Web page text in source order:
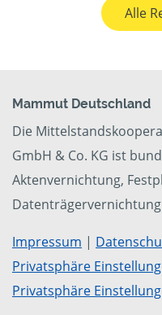
Alle
Mammut Deutschland
Die
GmbH & Co. KG ist
Aktenvernichtung,
Impressum |
Privatsphäre
Privatsphäre